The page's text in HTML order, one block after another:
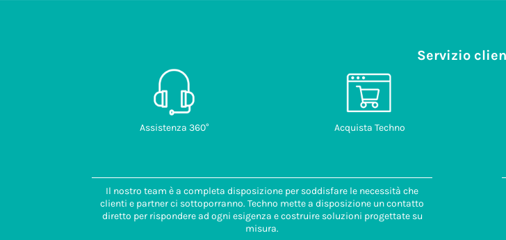
Servizio
Assistenza 360° Acquista Techno
Il nostro team è a completa disposizione per soddisfare le necessità che
clienti e partner ci sottoporranno. Techno mette a disposizione un contatto
diretto per rispondere ad ogni esigenza e costruire soluzioni progettate su
misura.